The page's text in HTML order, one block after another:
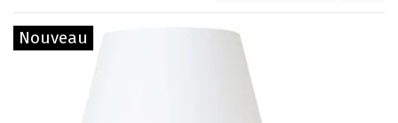
Nouveau